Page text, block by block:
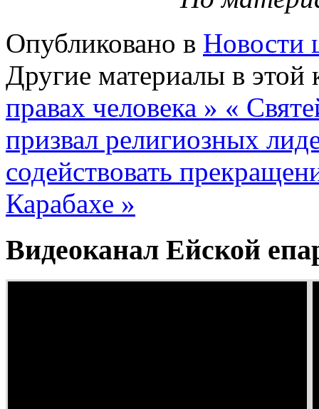
Опубликовано в Новости
Другие материалы в этой
правах человека » «
призвал религиозных
содействовать
Карабахе »
Видеоканал Ейской